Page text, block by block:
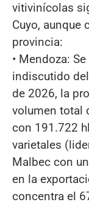
vitivinícolas
Cuyo, aunque
provincia:
• Mendoza:
indiscutido
de 2026, la
volumen total
con 191.722
varietales
Malbec con
en la
concentra el